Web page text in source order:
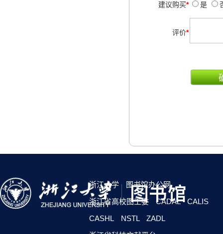
建议购买* 是
评价*
浙江大学
图书馆办公网
浙江省高校图工委
CADAL
CALIS
CASHL
NSTL
ZADL